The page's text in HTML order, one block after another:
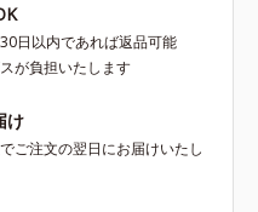
日以内であれば返品可能
が負担いたします
け
ご注文の翌日にお届けいたし